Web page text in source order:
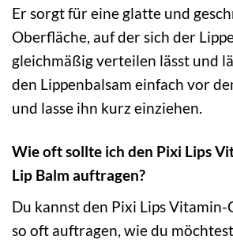
Er sorgt für eine glatte und
Oberfläche, auf der sich der
gleichmäßig verteilen lässt und
den Lippenbalsam einfach vor
und lasse ihn kurz einziehen.
Wie oft sollte ich den Pixi Lips
Lip Balm auftragen?
Du kannst den Pixi Lips Vitamin-
so oft auftragen, wie du